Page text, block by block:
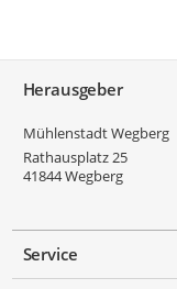
Herausgeber
Mühlenstadt Wegberg
Rathausplatz 25
41844Wegberg
Service